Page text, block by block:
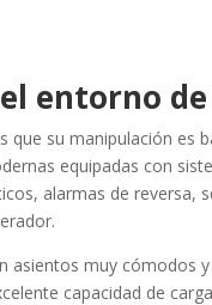
entorno
que su manipulación es
equipadas con
alarmas de reversa,
asientos muy cómodos
capacidad de